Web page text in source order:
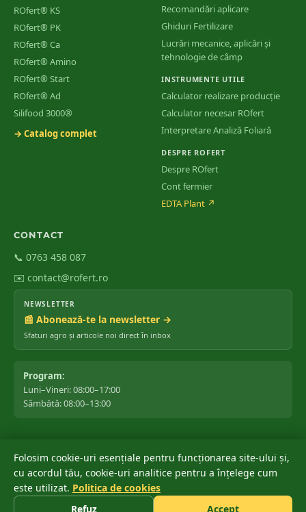
ROfert® KS
ROfert® PK
ROfert® Ca
ROfert® Amino
ROfert® Start
ROfert® Ad
Silifood 3000®
→ Catalog complet
Recomandări aplicare
Ghiduri Fertilizare
Lucrări mecanice, aplicări și
tehnologie de câmp
INSTRUMENTE UTILE
Calculator realizare producție
Calculator necesar ROfert
Interpretare Analiză Foliară
DESPRE ROFERT
Despre ROfert
Cont fermier
EDTA Plant ↗
CONTACT
📞 0763 458 087
✉️ contact@rofert.ro
NEWSLETTER
📰 Abonează-te la newsletter →
Sfaturi agro și articole noi direct în inbox
Program:
Luni–Vineri: 08:00–17:00
Sâmbătă: 08:00–13:00
2026 ROfert România SRL.Toate drepturile rezervate.
®
Marca ROfert® este înregistrată oficial la OSIM ✔ · Depusă: 04 iunie
2018 · Acordată: 20 noiembrie 2018 · Stare: Înregistrată
Folosim cookie-uri esențiale pentru funcționarea site-ului și,
cu acordul tău, cookie-uri analitice pentru a înțelege cum
este utilizat. Politica de cookies
Refuz
Accept